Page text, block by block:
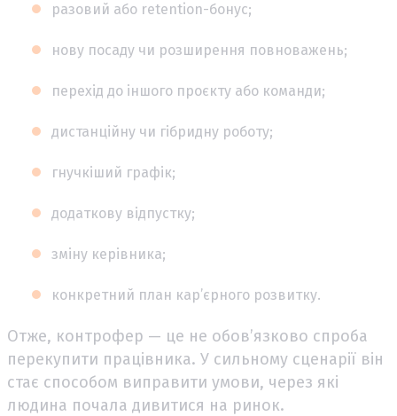
разовий або retention-бонус;
нову посаду чи розширення повноважень;
перехід до іншого проєкту або команди;
дистанційну чи гібридну роботу;
гнучкіший графік;
додаткову відпустку;
зміну керівника;
конкретний план кар’єрного розвитку.
Отже, контрофер — це не обов’язково спроба
перекупити працівника. У сильному сценарії він
стає способом виправити умови, через які
людина почала дивитися на ринок.